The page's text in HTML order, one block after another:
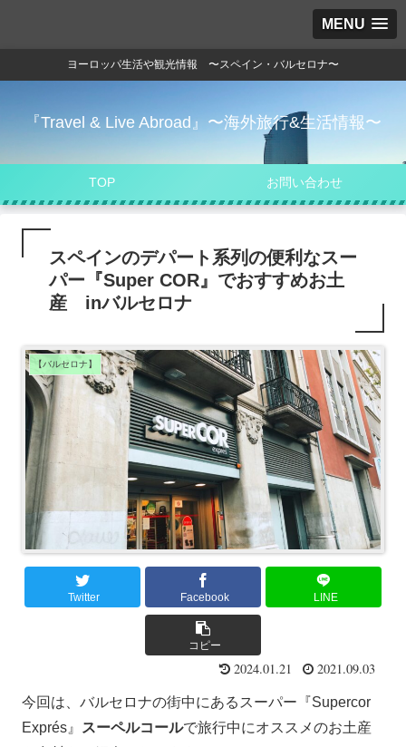
MENU
ヨーロッパ生活や観光情報 〜スペイン・バルセロナ〜
『Travel & Live Abroad』〜海外旅行&生活情報〜
TOP お問い合わせ
スペインのデパート系列の便利なスー
パー『Super COR』でおすすめお土
産 inバルセロナ
【バルセロナ】
Twitter Facebook LINE
コピー
2024.01.21 2021.09.03
今回は、バルセロナの街中にあるスーパー『Supercor
Exprés』
スーペルコールで旅行中にオススメのお土産